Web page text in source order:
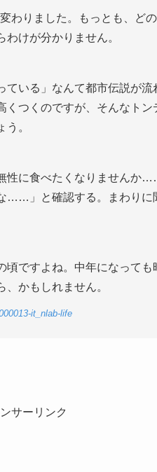
わりました。もっとも、ど
けが分かりません。
いる」なんて都市伝説が流
つくのですが、そんなト
。
性に食べたくなりません
……」と確認する。まわりに
ですよね。中年になっても
かもしれません。
it_nlab-life
サーリンク